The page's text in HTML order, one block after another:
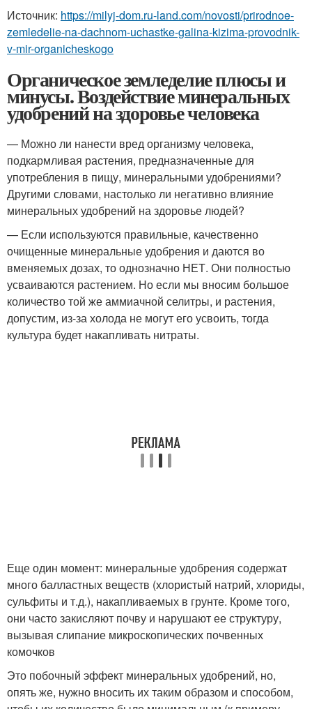
Источник: https://milyj-dom.ru-land.com/novosti/prirodnoe-
zemledelie-na-dachnom-uchastke-galina-kizima-provodnik-
v-mir-organicheskogo
Органическое земледелие плюсы и
минусы. Воздействие минеральных
удобрений на здоровье человека
— Можно ли нанести вред организму человека,
подкармливая растения, предназначенные для
употребления в пищу, минеральными удобрениями?
Другими словами, настолько ли негативно влияние
минеральных удобрений на здоровье людей?
— Если используются правильные, качественно
очищенные минеральные удобрения и даются во
вменяемых дозах, то однозначно НЕТ. Они полностью
усваиваются растением. Но если мы вносим большое
количество той же аммиачной селитры, и растения,
допустим, из-за холода не могут его усвоить, тогда
культура будет накапливать нитраты.
Еще один момент: минеральные удобрения содержат
много балластных веществ (хлористый натрий, хлориды,
сульфиты и т.д.), накапливаемых в грунте. Кроме того,
они часто закисляют почву и нарушают ее структуру,
вызывая слипание микроскопических почвенных
комочков
Это побочный эффект минеральных удобрений, но,
опять же, нужно вносить их таким образом и способом,